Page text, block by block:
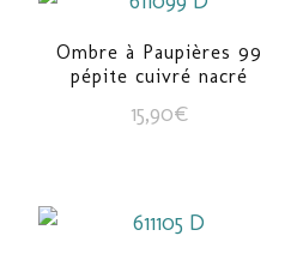
Ombre à Paupières 99
pépite cuivré nacré
15,90€